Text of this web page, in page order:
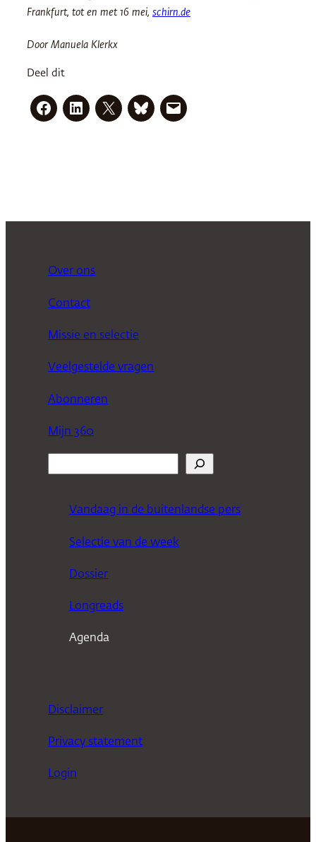
Frankfurt, tot en met 16 mei, schirn.de
Door Manuela Klerkx
Deel dit
Over ons
Contact
Missie en selectie
Veelgestelde vragen
Abonneren
Mijn 360
Vandaag in de buitenlandse pers
Selectie van de week
Dossier
Longreads
Agenda
Disclaimer
Privacy statement
Login